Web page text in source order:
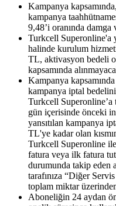
Kampanya
kampanya
9,48’i oranında damga
Turkcell Superonline'a
halinde kurulum
TL, aktivasyon bedeli
kapsamında
Kampanya
kampanya iptal
Turkcell Superonline’a
gün içerisinde önceki
yansıtılan kampanya
TL'ye kadar olan
Turkcell Superonline
fatura veya ilk fatura
durumunda takip eden
tarafınıza “Diğer
toplam miktar
Aboneliğin 24 aydan